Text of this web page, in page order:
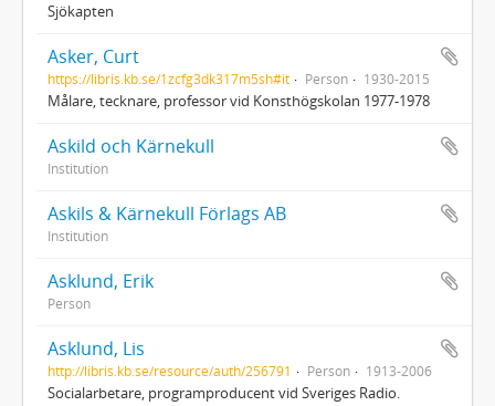
Sjökapten
Asker, Curt
https://libris.kb.se/1zcfg3dk317m5sh#it Person 1930-2015
Målare, tecknare, professor vid Konsthögskolan 1977-1978
Askild och Kärnekull
Institution
Askils & Kärnekull Förlags AB
Institution
Asklund, Erik
Person
Asklund, Lis
http://libris.kb.se/resource/auth/256791 Person 1913-2006
Socialarbetare, programproducent vid Sveriges Radio.